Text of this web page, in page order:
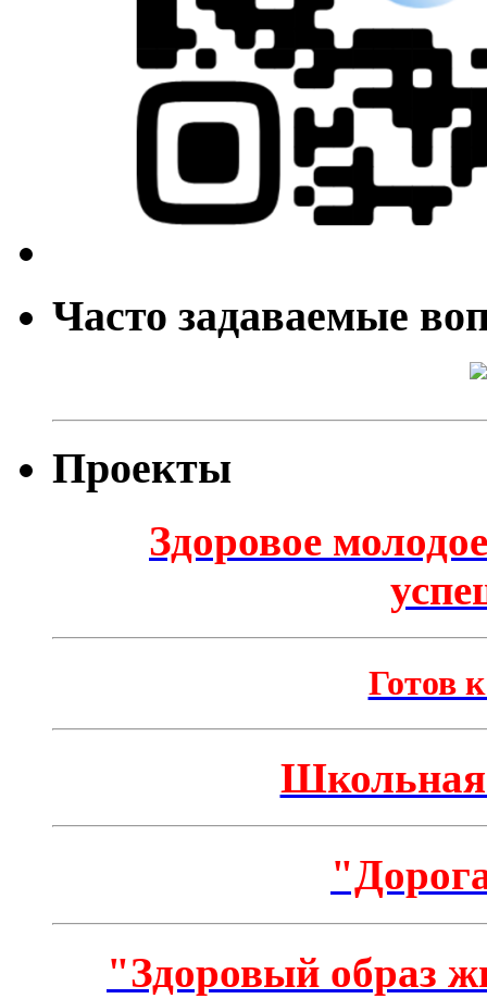
Часто задаваемые
Проекты
Здоровое
Готов
Школьная
"Здоровый образ